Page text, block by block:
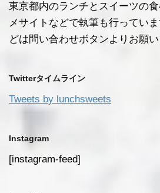
東京都内のランチとスイーツの
メサイトなどで執筆も行ってい
どは問い合わせボタンよりお願い
Twitterタイムライン
Tweets by lunchsweets
Instagram
[instagram-feed]